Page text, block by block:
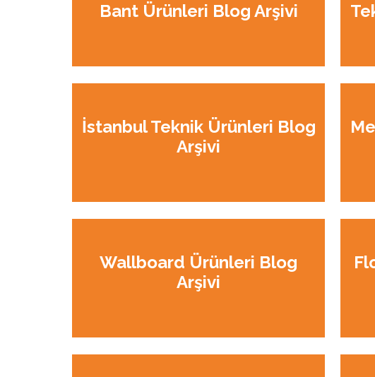
Bant Ürünleri Blog Arşivi
İstanbul Teknik Ürünleri Blog
Arşivi
Wallboard Ürünleri Blog
Arşivi